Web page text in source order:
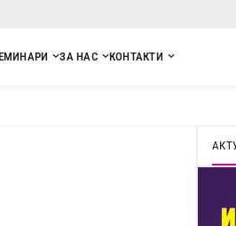
ЗА НАС КОНТАКТИ